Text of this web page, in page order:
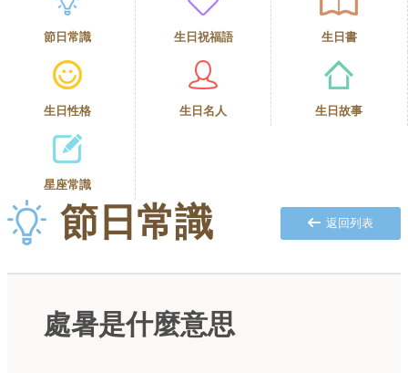
節日常識 生日祝福語 生日書
生日性格 生日名人 生日故事
星座常識
節日常識 返回列表
處暑是什麼意思